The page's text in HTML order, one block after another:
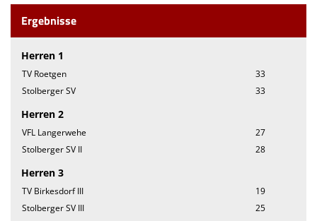
Ergebnisse
Herren 1
TV Roetgen
33
Stolberger SV
33
Herren 2
VFL Langerwehe
27
Stolberger SV II
28
Herren 3
TV Birkesdorf III
19
Stolberger SV III
25